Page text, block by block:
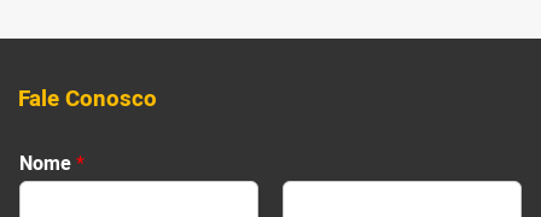
Fale Conosco
Nome*